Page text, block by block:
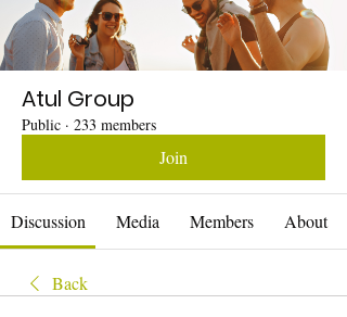
Atul Group
Public · 233 members
Join
Discussion Media Members About
Back